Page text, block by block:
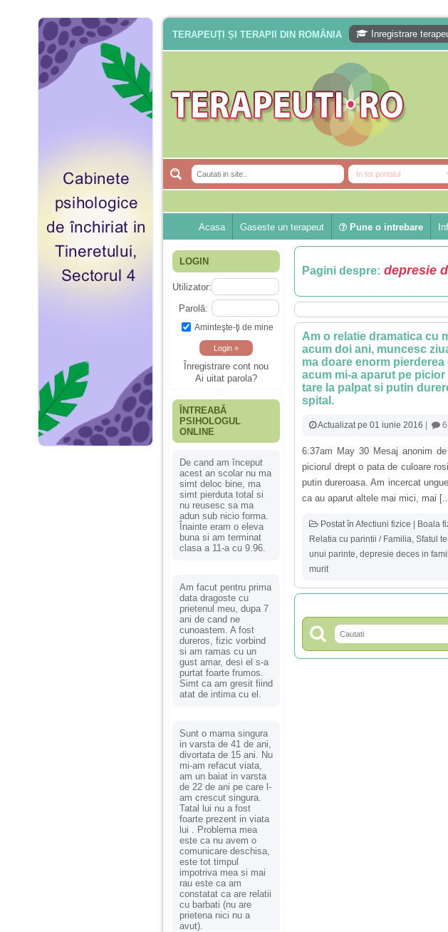
TERAPEUȚI ȘI TERAPII DIN ROMÂNIA Inregistrare
Acasa Gaseste un terapeut Pune o intrebare
LOGIN
Utilizator:
Parolă:
Aminteşte-ţi de mine
Înregistrare cont nou
Ai uitat parola?
ÎNTREABĂ
PSIHOLOGUL
ONLINE
De cand am început
acest an scolar nu ma
simt deloc bine, ma
simt pierduta total si
nu reusesc sa ma
adun sub nicio forma.
Înainte eram o eleva
buna si am terminat
clasa a 11-a cu 9.96.
Am facut pentru prima
data dragoste cu
prietenul meu, dupa 7
ani de cand ne
cunoastem. A fost
dureros, fizic vorbind
si am ramas cu un
gust amar, desi el s-a
purtat foarte frumos.
Simt ca am gresit fiind
atat de intima cu el.
Sunt o mama singura
in varsta de 41 de ani,
divortata de 15 ani. Nu
mi-am refacut viata,
am un baiat in varsta
de 22 de ani pe care l-
am crescut singura.
Tatal lui nu a fost
foarte prezent in viata
lui . Problema mea
este ca nu avem o
comunicare deschisa,
este tot timpul
impotriva mea si mai
rau este ca am
constatat ca are relatii
cu barbati (nu are
prietena nici nu a
avut).
Pagini despre: depresie
Am o relatie dramatica cu
acum doi ani, muncesc
ma doare enorm
acum mi-a aparut pe
tare la palpat si putin
spital.
Actualizat pe 01 iunie 2016 |
6:37am May 30 Mesaj anonim
piciorul drept o pata de culoare
putin dureroasa. Am incercat
ca au aparut altele mai mici, mai
Postat în Afectiuni fizice | Boala
Relatia cu parintii / Familia Sfatul
unui parinte depresie deces in
murit